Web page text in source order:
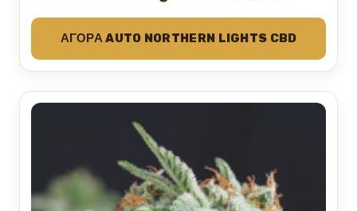
ΑΓΟΡΆ AUTO NORTHERN LIGHTS CBD